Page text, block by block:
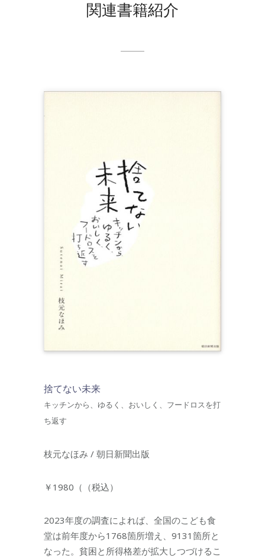
関連書籍紹介
捨てない未来
キッチンから、ゆるく、おいしく、フードロスを打
ち返す
枝元なほみ / 朝日新聞出版
￥1980（（税込）
2023年度の調査によれば、全国のこども食
堂は前年度から1768箇所増え、9131箇所と
なった。貧困と所得格差が拡大しつづけるこ